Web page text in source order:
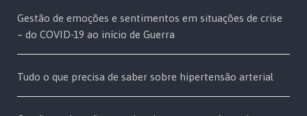
Gestão de emoções e sentimentos em situações de crise
– do COVID-19 ao início de Guerra
Tudo o que precisa de saber sobre hipertensão arterial